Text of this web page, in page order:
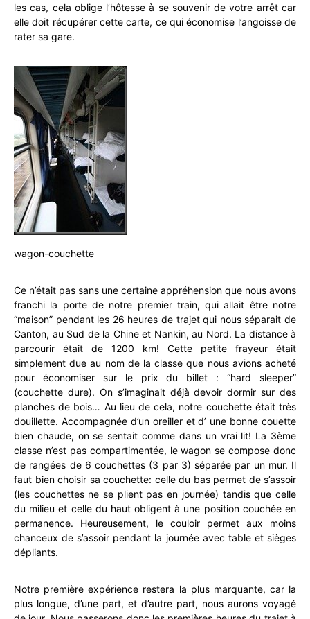
les cas, cela oblige l’hôtesse à se souvenir de votre arrêt car
elle doit récupérer cette carte, ce qui économise l’angoisse de
rater sa gare.
wagon-couchette
Ce n’était pas sans une certaine appréhension que nous avons
franchi la porte de notre premier train, qui allait être notre
“maison” pendant les 26 heures de trajet qui nous séparait de
Canton, au Sud de la Chine et Nankin, au Nord. La distance à
parcourir était de 1200 km! Cette petite frayeur était
simplement due au nom de la classe que nous avions acheté
pour économiser sur le prix du billet : “hard sleeper”
(couchette dure). On s’imaginait déjà devoir dormir sur des
planches de bois… Au lieu de cela, notre couchette était très
douillette. Accompagnée d’un oreiller et d’ une bonne couette
bien chaude, on se sentait comme dans un vrai lit! La 3ème
classe n’est pas compartimentée, le wagon se compose donc
de rangées de 6 couchettes (3 par 3) séparée par un mur. Il
faut bien choisir sa couchette: celle du bas permet de s’assoir
(les couchettes ne se plient pas en journée) tandis que celle
du milieu et celle du haut obligent à une position couchée en
permanence. Heureusement, le couloir permet aux moins
chanceux de s’assoir pendant la journée avec table et sièges
dépliants.
Notre première expérience restera la plus marquante, car la
plus longue, d’une part, et d’autre part, nous aurons voyagé